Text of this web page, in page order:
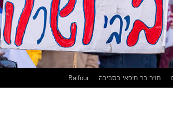
חזיר בר חיפאי בסביבה Balfour